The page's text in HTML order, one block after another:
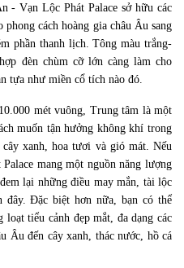
- Vạn Lộc Phát Palace sở hữu các
cách hoàng gia châu Âu sang
phần thanh lịch. Tông màu trắng-
đèn chùm cỡ lớn càng làm cho
tựa như miền cổ tích nào đó.
mét vuông, Trung tâm là một
muốn tận hưởng không khí trong
xanh, hoa tươi và gió mát. Nếu
mang một nguồn năng lượng
lại những điều may mắn, tài lộc
đây. Đặc biệt hơn nữa, bạn có thể
tiểu cảnh đẹp mắt, đa dạng các
Âu đến cây xanh, thác nước, hồ cá